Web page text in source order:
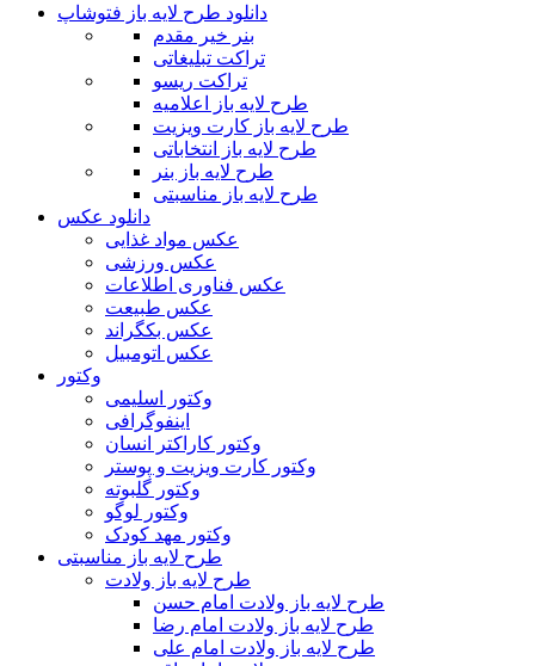
دانلود طرح لایه باز فتوشاپ
بنر خیر مقدم
تراکت تبلیغاتی
تراکت ریسو
طرح لایه باز اعلامیه
طرح لایه باز کارت ویزیت
طرح لایه باز انتخاباتی
طرح لایه باز بنر
طرح لایه باز مناسبتی
دانلود عکس
عکس مواد غذایی
عکس ورزشی
عکس فناوری اطلاعات
عکس طبیعت
عکس بکگراند
عکس اتومبیل
وکتور
وکتور اسلیمی
اینفوگرافی
وکتور کاراکتر انسان
وکتور کارت ویزیت و پوستر
وکتور گلبوته
وکتور لوگو
وکتور مهد کودک
طرح لایه باز مناسبتی
طرح لایه باز ولادت
طرح لایه باز ولادت امام حسن
طرح لایه باز ولادت امام رضا
طرح لایه باز ولادت امام علی